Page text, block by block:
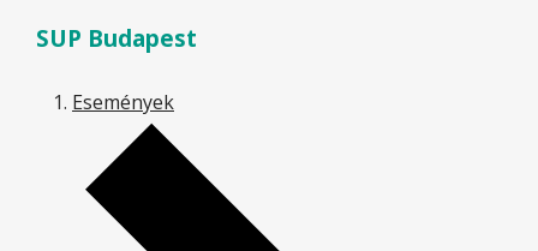
SUP Budapest
Események